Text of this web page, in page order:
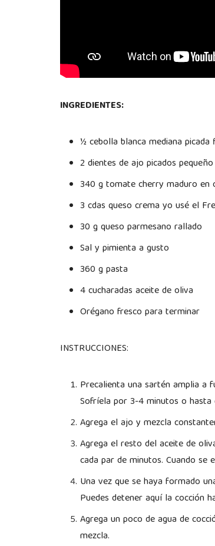
INGREDIENTES:
½ cebolla blanca mediana
2 dientes de ajo picados pequeño
340 g tomate cherry maduro en
3 cdas queso crema yo usé el
30 g queso parmesano rallado
Sal y pimienta a gusto
360 g pasta
4 cucharadas aceite de oliva
Orégano fresco para terminar
INSTRUCCIONES:
Precalienta una sartén amplia a
Sofríela por 3-4 minutos o hasta
Agrega el ajo y mezcla
Agrega el resto del aceite de
cada par de minutos. Cuando se
Una vez que se haya formado
Puedes detener aquí la cocción
Agrega un poco de agua de
mezcla.